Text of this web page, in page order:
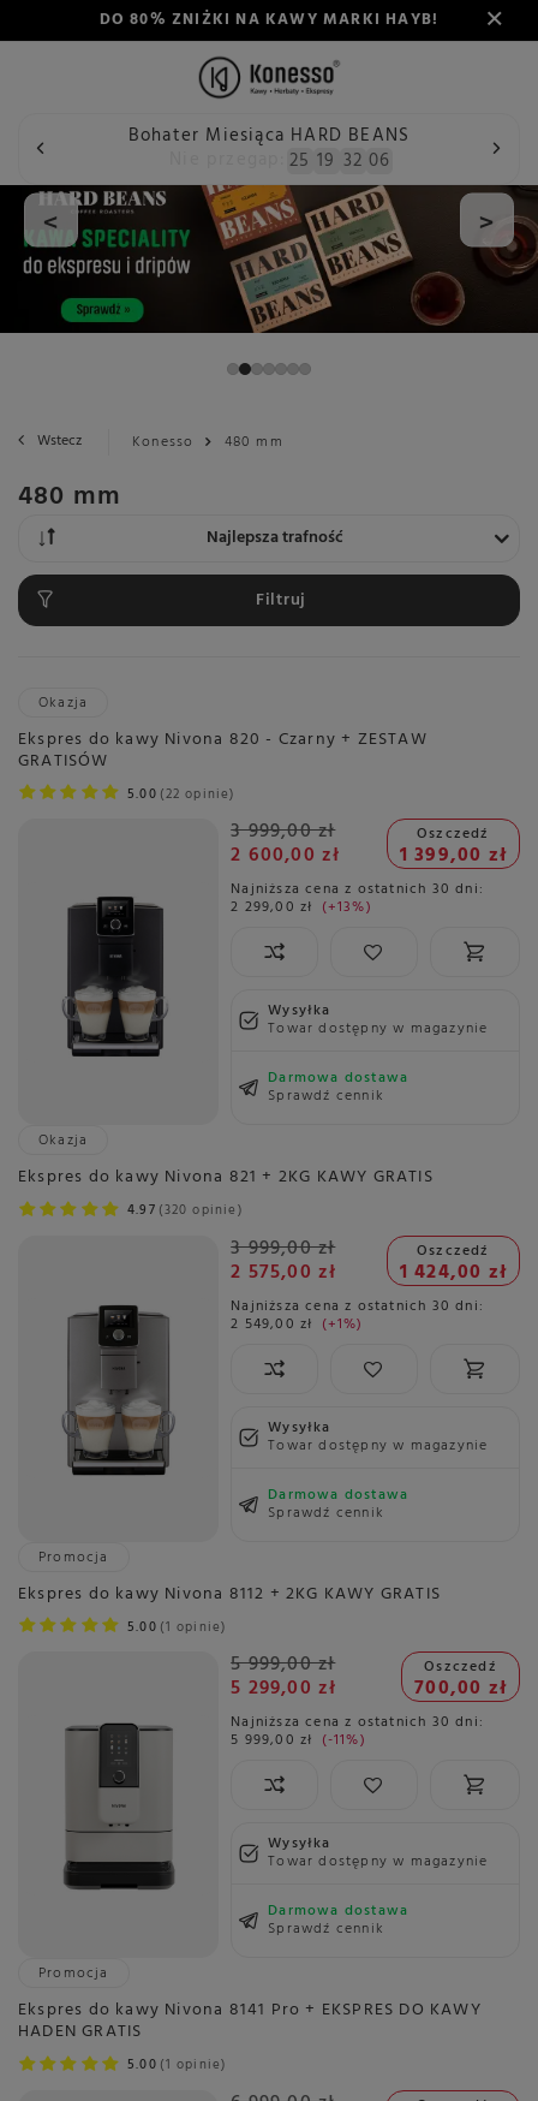
DO 80% ZNIŻKI NA KAWY MARKI HAYB!
Bohater Miesiąca HARD BEANS
25 19 32 06
< >
Wstecz Konesso 480 mm
480 mm
Zmień sortowanie
Najlepsza trafność
Filtruj
Okazja
Ekspres do kawy Nivona 820 - Czarny + ZESTAW
GRATISÓW
5.00 22 opinie
3 999,00 zł
2 600,00 zł
Oszczedź
1 399,00 zł
Najniższa cena z ostatnich 30 dni:
2 299,00 zł +13%
Wysyłka
Towar dostępny w magazynie
Darmowa dostawa
Sprawdź cennik
Okazja
Ekspres do kawy Nivona 821 + 2KG KAWY GRATIS
4.97 320 opinie
3 999,00 zł
2 575,00 zł
Oszczedź
1 424,00 zł
Najniższa cena z ostatnich 30 dni:
2 549,00 zł +1%
Wysyłka
Towar dostępny w magazynie
Darmowa dostawa
Sprawdź cennik
Promocja
Ekspres do kawy Nivona 8112 + 2KG KAWY GRATIS
5.00 1 opinie
5 999,00 zł
5 299,00 zł
Oszczedź
700,00 zł
Najniższa cena z ostatnich 30 dni:
5 999,00 zł -11%
Wysyłka
Towar dostępny w magazynie
Darmowa dostawa
Sprawdź cennik
Promocja
Ekspres do kawy Nivona 8141 Pro + EKSPRES DO KAWY
HADEN GRATIS
5.00 1 opinie